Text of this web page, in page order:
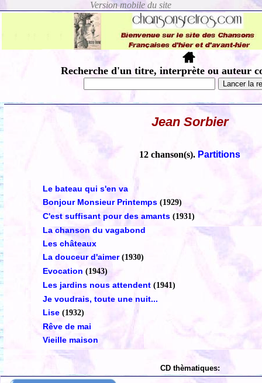
Recherche d'un titre, interprète ou auteur
Jean Sorbier
12 chanson(s). Partitions
Le bateau qui s'en va
Bonjour Monsieur Printemps (1929)
C'est suffisant pour des amants (1931)
La chanson du vagabond
Les châteaux
La douceur d'aimer (1930)
Evocation (1943)
Les jardins nous attendent (1941)
Je voudrais, toute une nuit...
Lise (1932)
Rêve de mai
Vieille maison
CD thèmatiques: